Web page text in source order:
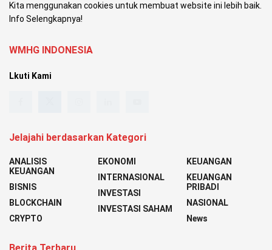
Kita menggunakan cookies untuk membuat website ini lebih baik.
Info Selengkapnya!
WMHG INDONESIA
Lkuti Kami
Jelajahi berdasarkan Kategori
ANALISIS
KEUANGAN
BISNIS
BLOCKCHAIN
CRYPTO
EKONOMI
INTERNASIONAL
INVESTASI
INVESTASI SAHAM
KEUANGAN
KEUANGAN
PRIBADI
NASIONAL
News